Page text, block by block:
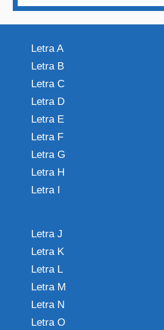
Letra A
Letra B
Letra C
Letra D
Letra E
Letra F
Letra G
Letra H
Letra I
Letra J
Letra K
Letra L
Letra M
Letra N
Letra O